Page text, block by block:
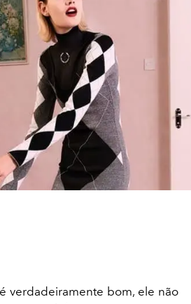
verdadeiramente bom, ele não